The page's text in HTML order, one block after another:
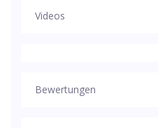
Videos
Bewertungen